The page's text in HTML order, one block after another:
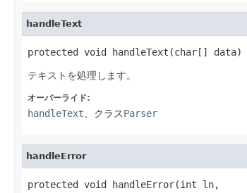
handleText
protected void handleText(char[] data)
テキストを処理します。
オーバーライド:
handleText 、クラスParser
handleError
protected void handleError(int ln,